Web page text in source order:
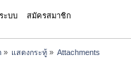
ะบบ สมัครสมาชิก
» แสดงกระทู้» Attachments